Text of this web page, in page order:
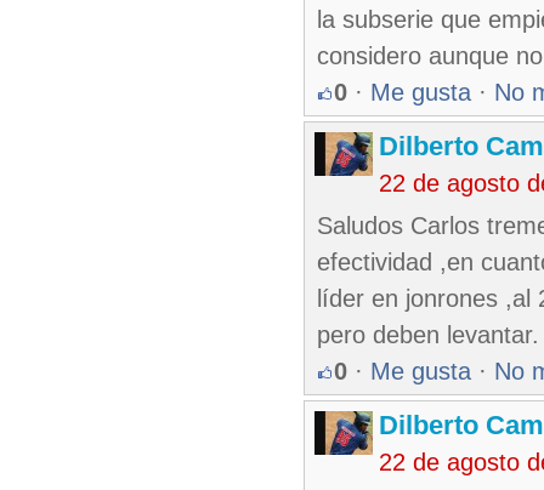
la subserie que
considero aunque
0 · Me gusta · No
Dilberto
22 de agosto
Saludos Carlos
efectividad ,en
líder en jonrones ,al
pero deben levantar.
0 · Me gusta · No
Dilberto
22 de agosto